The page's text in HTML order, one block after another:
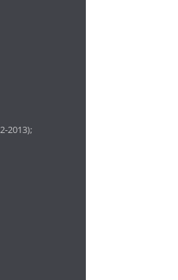
2013);